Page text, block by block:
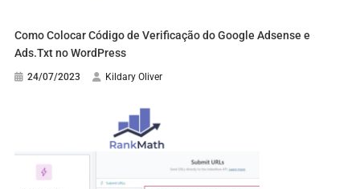
Como Colocar Código de Verificação do Google Adsense e
Ads.Txt no WordPress
24/07/2023 Kildary Oliver